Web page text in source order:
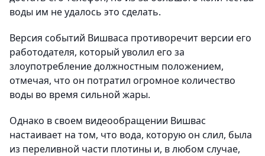
воды им не удалось это сделать.
Версия событий Вишваса противоречит версии его
работодателя, который уволил его за
злоупотребление должностным положением,
отмечая, что он потратил огромное количество
воды во время сильной жары.
Однако в своем видеообращении Вишвас
настаивает на том, что вода, которую он слил, была
из переливной части плотины и, в любом случае,